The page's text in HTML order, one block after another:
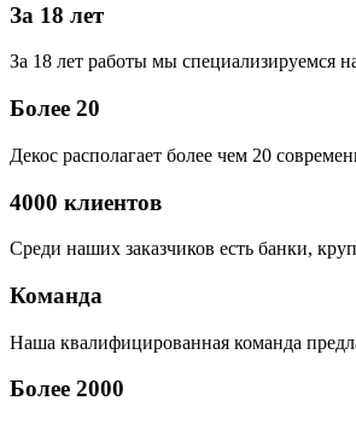
За 18 лет
За 18 лет работы мы специализируемся
Более 20
Декос располагает более чем 20
4000 клиентов
Среди наших заказчиков есть банки,
Команда
Наша квалифицированная команда
Более 2000